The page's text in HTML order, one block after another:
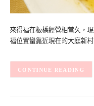
來得福在板橋經營相當久，
福位置蠻靠近現在的大庭新
CONTINUE READING